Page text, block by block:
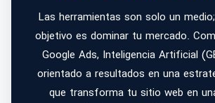
Las herramientas son solo un
objetivo es dominar tu mercado.
Google Ads, Inteligencia Artificial
orientado a resultados en una
que transforma tu sitio web en